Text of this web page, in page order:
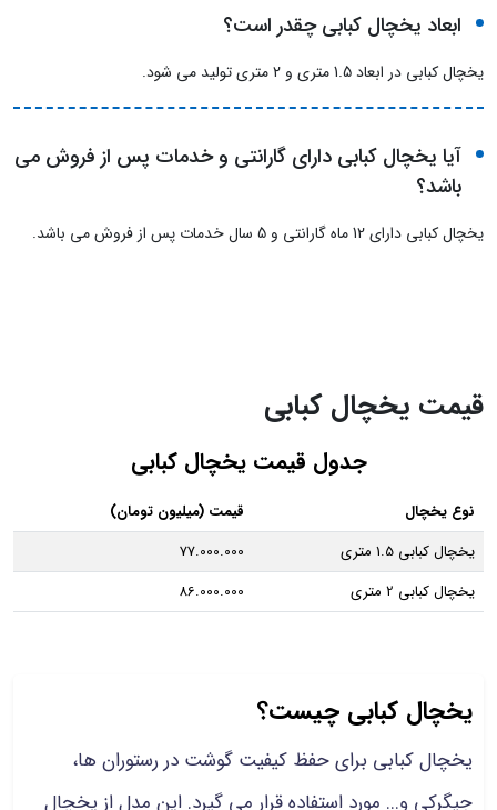
ابعاد یخچال کبابی چقدر است؟
یخچال کبابی در ابعاد 1.5 متری و 2 متری تولید می شود.
آیا یخچال کبابی دارای گارانتی و خدمات پس از فروش می
باشد؟
یخچال کبابی دارای 12 ماه گارانتی و 5 سال خدمات پس از فروش می باشد.
قیمت یخچال کبابی
جدول قیمت یخچال کبابی
نوع یخچال
قیمت (میلیون تومان)
یخچال کبابی 1.5 متری
77.000.000
یخچال کبابی 2 متری
86.000.000
یخچال کبابی چیست؟
یخچال کبابی برای حفظ کیفیت گوشت در رستوران ها،
جیگرکی و... مورد استفاده قرار می گیرد. این مدل از یخچال